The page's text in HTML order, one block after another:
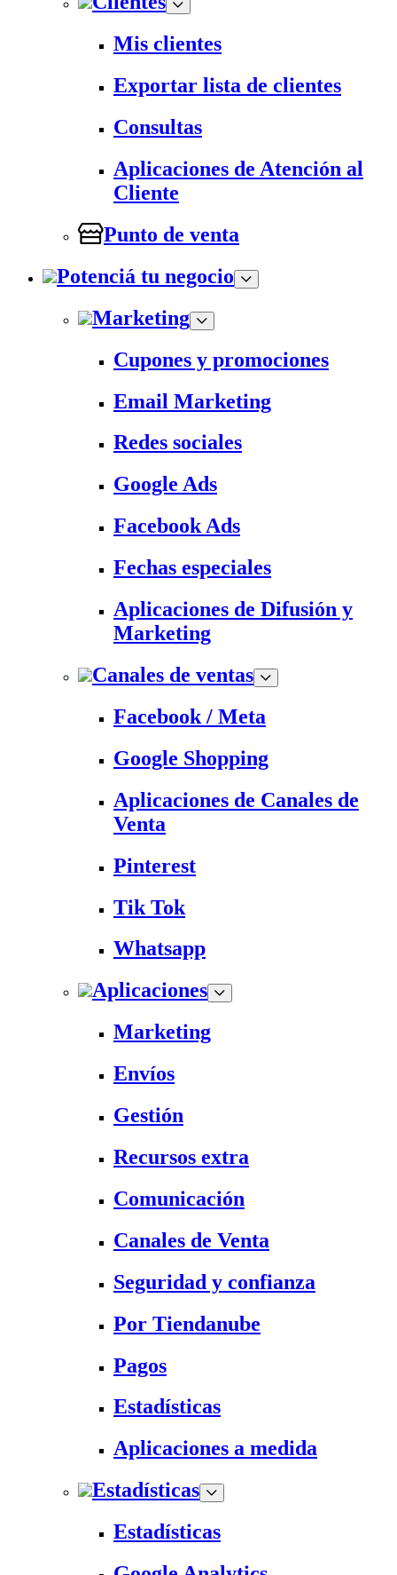
Mis clientes
Exportar lista de clientes
Consultas
Aplicaciones de Atención al
Cliente
Punto de venta
Potenciá tu negocio
Marketing
Cupones y promociones
Email Marketing
Redes sociales
Google Ads
Facebook Ads
Fechas especiales
Aplicaciones de Difusión y
Marketing
Canales de ventas
Facebook / Meta
Google Shopping
Aplicaciones de Canales de
Venta
Pinterest
Tik Tok
Whatsapp
Aplicaciones
Marketing
Envíos
Gestión
Recursos extra
Comunicación
Canales de Venta
Seguridad y confianza
Por Tiendanube
Pagos
Estadísticas
Aplicaciones a medida
Estadísticas
Estadísticas